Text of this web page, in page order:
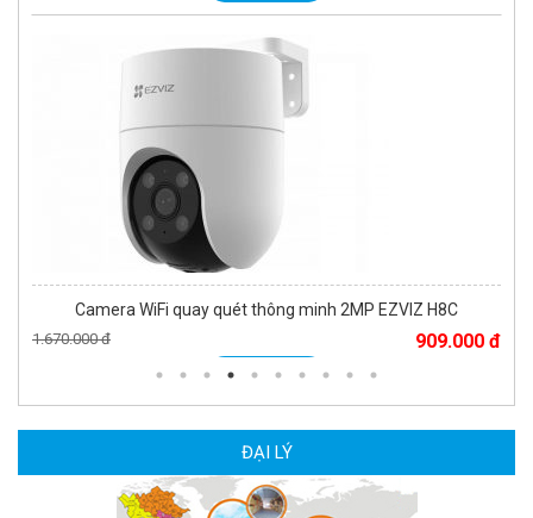
Camera WiFi quay quét thông minh 2MP EZVIZ H8C
1.670.000 đ 909.000 đ
MUA NGAY
ĐẠI LÝ